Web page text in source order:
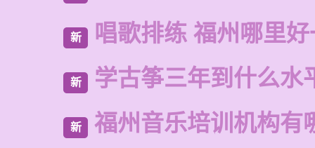
新 唱歌排练 福州哪里
新 学古筝三年到什么水
新 福州音乐培训机构有